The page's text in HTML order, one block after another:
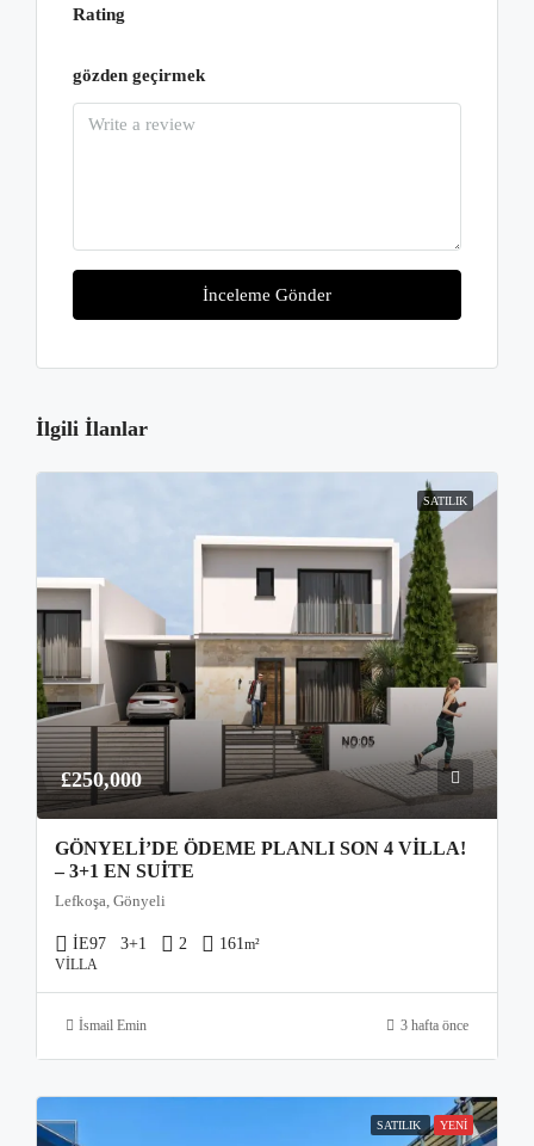
Rating
gözden geçirmek
İnceleme Gönder
İlgili İlanlar
SATILIK
£250,000
GÖNYELI’DE ÖDEME PLANLI SON 4 VILLA!
– 3+1 EN SUITE
Lefkoşa, Gönyeli
İE97 3+1 2 161m²
VILLA
İsmail Emin 3 hafta önce
SATILIK YENI